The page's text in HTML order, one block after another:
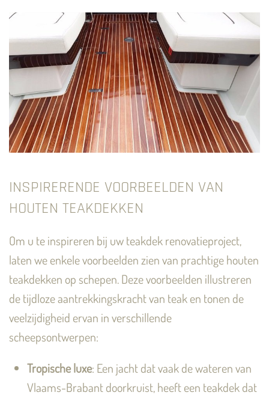
INSPIRERENDE VOORBEELDEN VAN
HOUTEN TEAKDEKKEN
Om u te inspireren bij uw teakdek renovatieproject,
laten we enkele voorbeelden zien van prachtige houten
teakdekken op schepen. Deze voorbeelden illustreren
de tijdloze aantrekkingskracht van teak en tonen de
veelzijdigheid ervan in verschillende
scheepsontwerpen:
Tropische luxe: Een jacht dat vaak de wateren van
Vlaams-Brabant doorkruist, heeft een teakdek dat